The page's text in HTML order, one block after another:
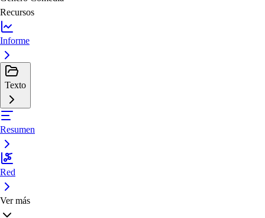
Recursos
Informe
Texto
Resumen
Red
Ver más